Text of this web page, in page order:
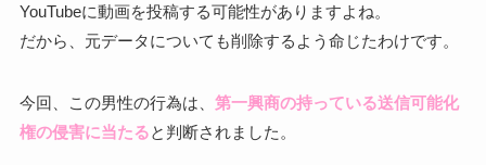
YouTubeに動画を投稿する可能性がありますよね。
だから、元データについても削除するよう命じたわけです。
今回、この男性の行為は、 第一興商の持っている送信可能化
権の侵害に当たると判断されました。